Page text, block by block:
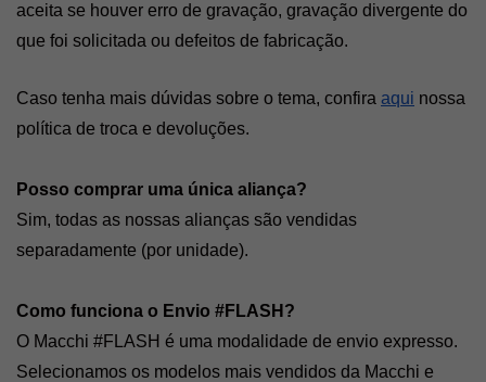
aceita se houver erro de gravação, gravação divergente do
que foi solicitada ou defeitos de fabricação.
Caso tenha mais dúvidas sobre o tema, confira aqui nossa
política de troca e devoluções.
Posso comprar uma única aliança?
Sim, todas as nossas alianças são vendidas
separadamente (por unidade).
Como funciona o Envio #FLASH?
O Macchi #FLASH é uma modalidade de envio expresso.
Selecionamos os modelos mais vendidos da Macchi e